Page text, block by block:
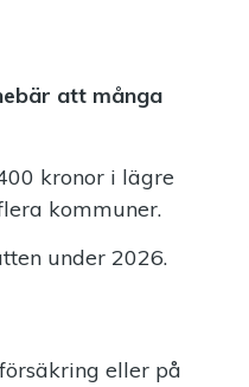
att många
kronor i lägre
kommuner.
under 2026.
eller på